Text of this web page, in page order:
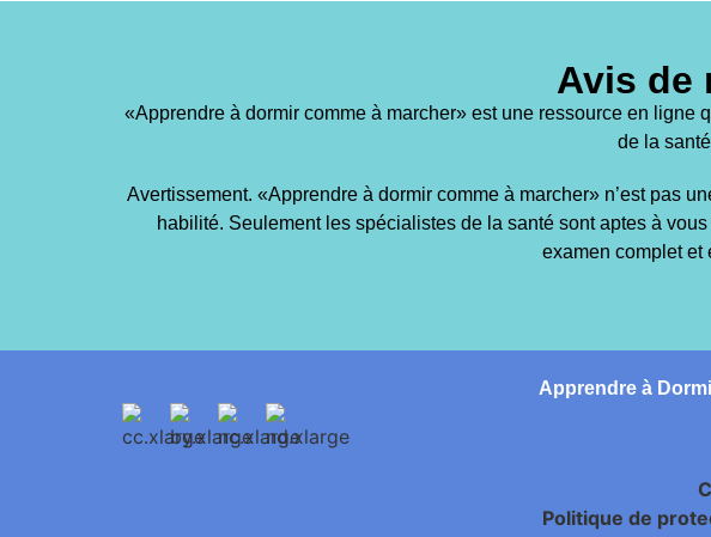
Avis de
«Apprendre à dormir comme à marcher» est une ressource en
de la
Avertissement. «Apprendre à dormir comme à marcher» n’est pas
habilité. Seulement les spécialistes de la santé sont aptes à
examen complet et
Apprendre à
Politique de